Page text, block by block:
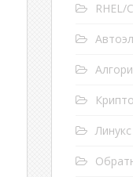
RHEL/
Линукс